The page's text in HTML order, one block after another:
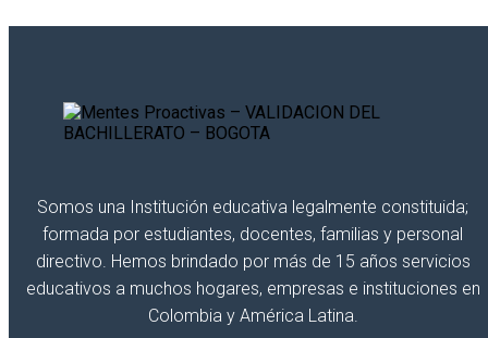
Somos una Institución educativa legalmente constituida;
formada por estudiantes, docentes, familias y personal
directivo. Hemos brindado por más de 15 años servicios
educativos a muchos hogares, empresas e instituciones en
Colombia y América Latina.